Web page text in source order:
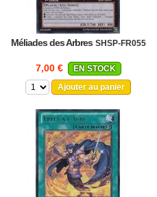
Méliades des Arbres SHSP-FR055
7,00 €
EN STOCK
Ajouter au panier